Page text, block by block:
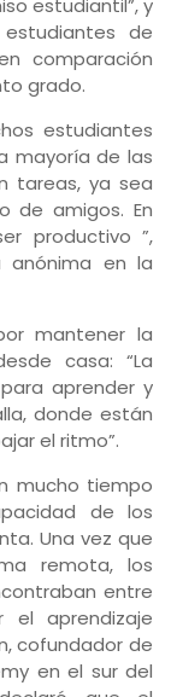
estudiantil”, y
de
comparación
grado.
estudiantes
mayoría de las
tareas, ya sea
de amigos. En
productivo ”,
anónima en la
mantener la
casa: “La
aprender y
donde están
el ritmo”.
mucho tiempo
de los
Una vez que
remota, los
entre
el aprendizaje
cofundador de
en el sur del